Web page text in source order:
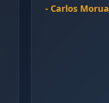
- Carlos Morua